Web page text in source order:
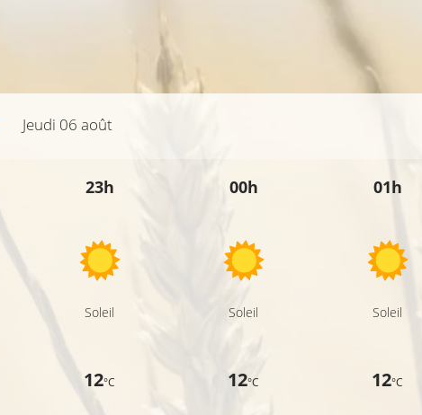
Jeudi 06 août
23h
Soleil
12°C
00h
Soleil
12°C
01h
Soleil
12°C